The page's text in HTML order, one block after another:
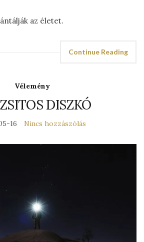
az életet.
Continue Reading
Vélemény
DISZKÓ
16 Nincs hozzászólás